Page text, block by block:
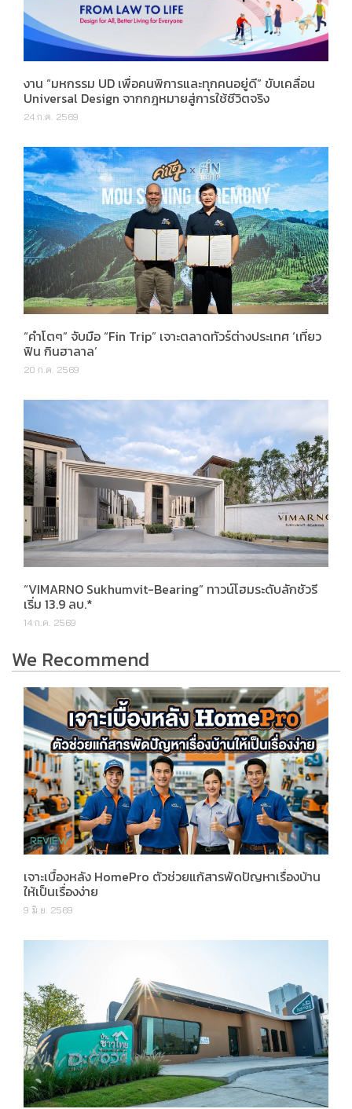
งาน “มหกรรม UD เพื่อคนพิการและทุกคนอยู่ดี” ขับเคลื่อน
Universal Design จากกฎหมายสู่การใช้ชีวิตจริง
24 ก.ค. 2569
“คำโตๆ” จับมือ “Fin Trip” เจาะตลาดทัวร์ต่างประเทศ ‘เที่ยว
ฟิน กินฮาลาล’
20 ก.ค. 2569
“VIMARNO Sukhumvit-Bearing” ทาวน์โฮมระดับลักชัวรี
เริ่ม 13.9 ลบ.*
14 ก.ค. 2569
We Recommend
เจาะเบื้องหลัง HomePro ตัวช่วยแก้สารพัดปัญหาเรื่องบ้าน
ให้เป็นเรื่องง่าย
9 มิ.ย. 2569